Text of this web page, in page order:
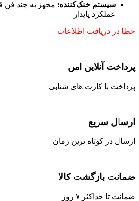
سیستم خنک‌کننده: مجهز به چند فن
عملکرد پایدار
خطا در دریافت اطلاعات
پرداخت آنلاین امن
پرداخت با کارت های شتابی
ارسال سریع
ارسال در کوتاه ترین زمان
ضمانت بازگشت کالا
ضمانت تا حداکثر ۷ روز